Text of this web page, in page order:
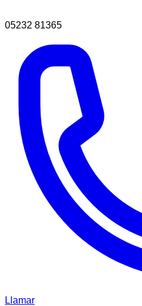
05232 81365
Llamar